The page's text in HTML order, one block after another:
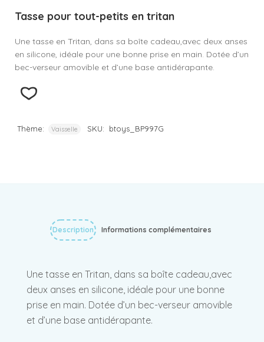
Tasse pour tout-petits en tritan
Une tasse en Tritan, dans sa boîte cadeau,avec deux anses
en silicone, idéale pour une bonne prise en main. Dotée d’un
bec-verseur amovible et d’une base antidérapante.
Thème: Vaisselle SKU: btoys_BP997G
Description Informations complémentaires
Une tasse en Tritan, dans sa boîte cadeau,avec
deux anses en silicone, idéale pour une bonne
prise en main. Dotée d’un bec-verseur amovible
et d’une base antidérapante.